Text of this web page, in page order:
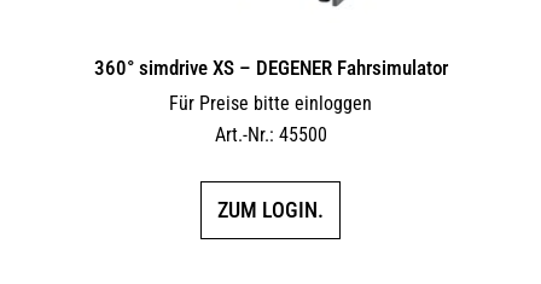
360° simdrive XS – DEGENER Fahrsimulator
Für Preise bitte einloggen
Art.-Nr.: 45500
ZUM LOGIN.